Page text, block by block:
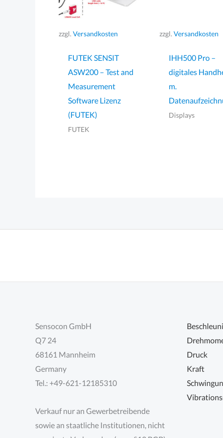
zzgl. Versandkosten
FUTEK SENSIT
ASW200 – Test and
Measurement
Software Lizenz
(FUTEK)
FUTEK
zzgl. Versandkosten
IHH500 Pro –
digitales
m.
Displays
Sensocon GmbH
Q7 24
68161 Mannheim
Germany
Tel.: +49-621-12185310
Verkauf nur an Gewerbetreibende
sowie an staatliche Institutionen, nicht
Druck
Kraft